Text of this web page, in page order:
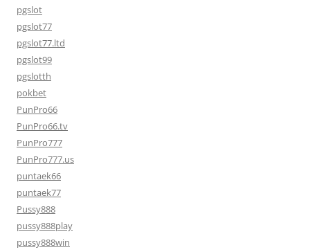
pgslot
pgslot77
pgslot77.ltd
pgslot99
pgslotth
pokbet
PunPro66
PunPro66.tv
PunPro777
PunPro777.us
puntaek66
puntaek77
Pussy888
pussy888play
pussy888win